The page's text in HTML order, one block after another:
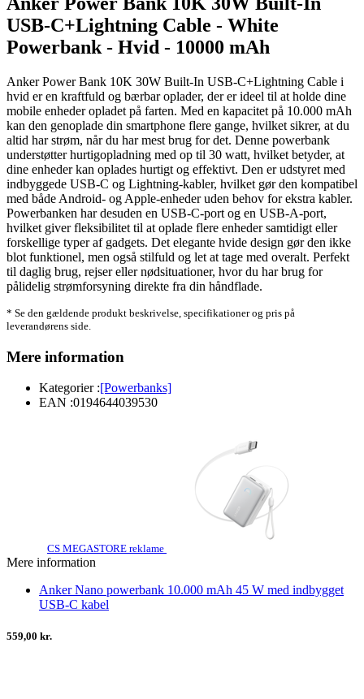
USB-C+Lightning Cable - White
Powerbank - Hvid - 10000 mAh
Anker Power Bank 10K 30W Built-In USB-C+Lightning Cable i
hvid er en kraftfuld og bærbar oplader, der er ideel til at holde dine
mobile enheder opladet på farten. Med en kapacitet på 10.000 mAh
kan den genoplade din smartphone flere gange, hvilket sikrer, at du
altid har strøm, når du har mest brug for det. Denne powerbank
understøtter hurtigopladning med op til 30 watt, hvilket betyder, at
dine enheder kan oplades hurtigt og effektivt. Den er udstyret med
indbyggede USB-C og Lightning-kabler, hvilket gør den kompatibel
med både Android- og Apple-enheder uden behov for ekstra kabler.
Powerbanken har desuden en USB-C-port og en USB-A-port,
hvilket giver fleksibilitet til at oplade flere enheder samtidigt eller
forskellige typer af gadgets. Det elegante hvide design gør den ikke
blot funktionel, men også stilfuld og let at tage med overalt. Perfekt
til daglig brug, rejser eller nødsituationer, hvor du har brug for
pålidelig strømforsyning direkte fra din håndflade.
* Se den gældende produkt beskrivelse, specifikationer og pris på
leverandørens side.
Mere information
Kategorier :[Powerbanks]
EAN :0194644039530
CS MEGASTORE reklame
Mere information
Anker Nano powerbank 10.000 mAh 45 W med indbygget
USB-C kabel
559,00 kr.